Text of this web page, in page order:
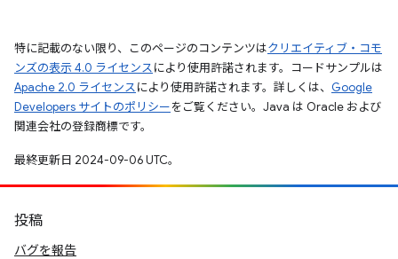
特に記載のない限り、このページのコンテンツはクリエイティブ・コモ
ンズの表示 4.0 ライセンスにより使用許諾されます。コードサンプルは
Apache 2.0 ライセンスにより使用許諾されます。詳しくは、 Google
Developers サイトのポリシーをご覧ください。Java は Oracle および
関連会社の登録商標です。
最終更新日 2024-09-06 UTC。
投稿
バグを報告